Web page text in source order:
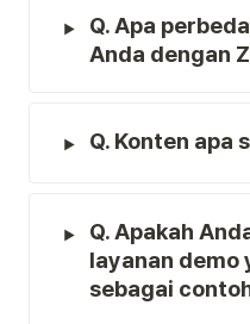
Q. Apa
Anda dengan
Q. Konten apa
Q. Apakah
layanan demo
sebagai